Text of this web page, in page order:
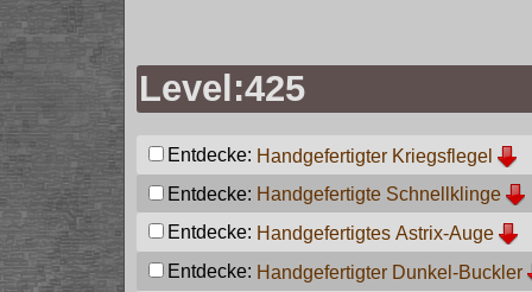
Level:425
Entdecke: Handgefertigter Kriegsflegel
Entdecke: Handgefertigte Schnellklinge
Entdecke: Handgefertigtes Astrix-Auge
Entdecke: Handgefertigter Dunkel-Buckler